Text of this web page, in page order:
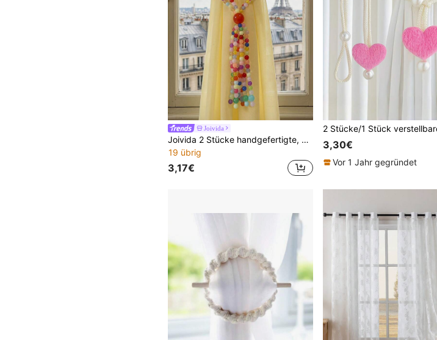
Joivida
Joivida 2 Stücke handgefertigte, bunte Perlenvorhang-Raffhalter mit Quasten, Boho-Magnetische Vorhanghalter mit Naturstein Achat Glasperlen, süße Boho-Heimdekoration Vorhangbänder für transparente Vorhänge, Boho-Vorhangbänder für Wohnzimmer Schlafzimmer, Boho-Heimdekoration Geschenk für Einweihungsparty, Fest, täglichen Gebrauch
19 übrig
3,17€
3,30€
Vor 1 Jahr gegründet